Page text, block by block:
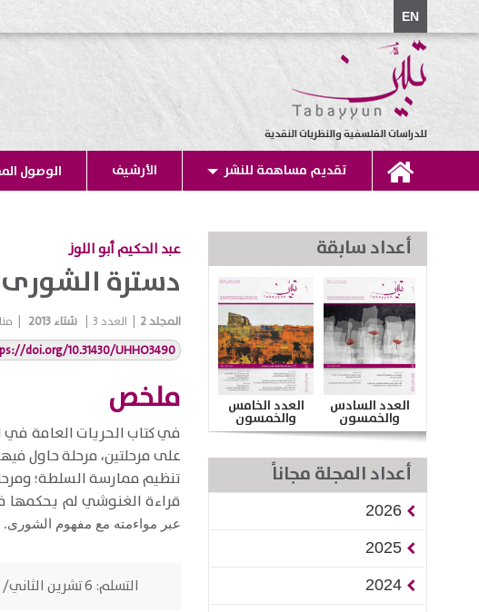
EN
للدراسات الفلسفية والنظريات النقدية
تقديم مساهمة للنشر الأرشيف الوصول
عبد الحكيم أبو اللوز
دسترة الشورى:
المجلد2 العدد3 شتاء 2013
doi.org/10.31430/UHHO3490
ملخص
​في كتاب الحريات العامة في
على مرحلتين، مرحلة حاول
تنظيم ممارسة السلطة؛
قراءة الغنوشي لم
عبر مواءمته مع مفهوم الشورى.
التسلم:
أعداد سابقة
العدد السادس
والخمسون
العدد الخامس
والخمسون
أعداد المجلة مجاناً
2026
2025
2024